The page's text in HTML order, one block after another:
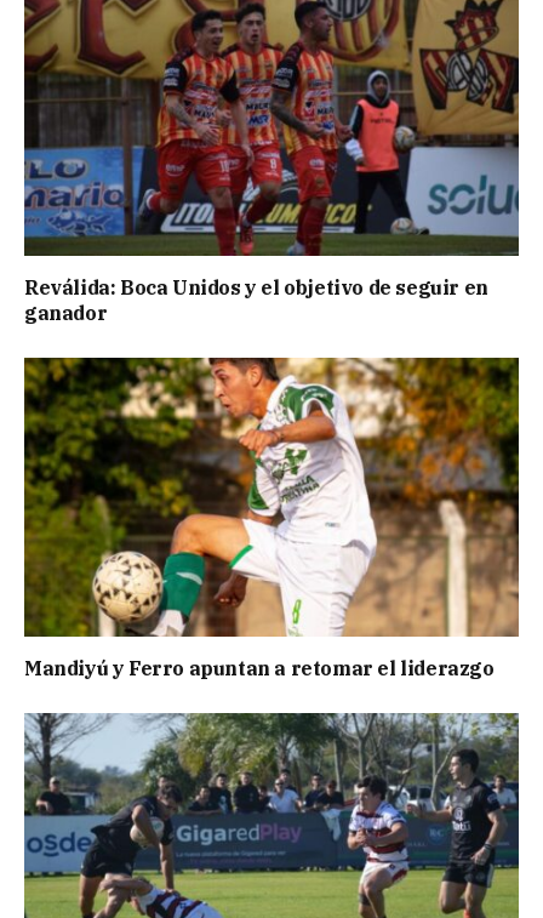
Reválida: Boca Unidos y el objetivo de seguir en
ganador
Mandiyú y Ferro apuntan a retomar el liderazgo